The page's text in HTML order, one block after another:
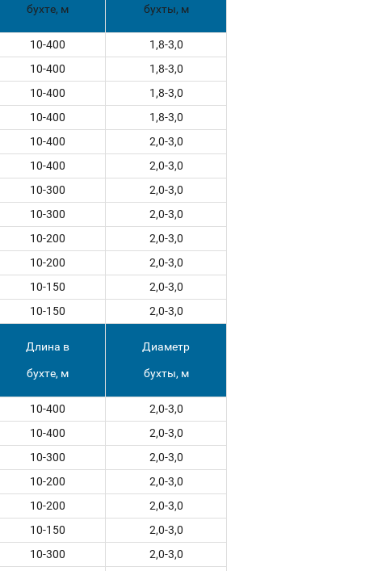
бухте, м бухты, м
10-400
1,8-3,0
10-400
1,8-3,0
10-400
1,8-3,0
10-400
1,8-3,0
10-400
2,0-3,0
10-400
2,0-3,0
10-300
2,0-3,0
10-300
2,0-3,0
10-200
2,0-3,0
10-200
2,0-3,0
10-150
2,0-3,0
10-150
2,0-3,0
Длина в
бухте, м
Диаметр
бухты, м
10-400
2,0-3,0
10-400
2,0-3,0
10-300
2,0-3,0
10-200
2,0-3,0
10-200
2,0-3,0
10-150
2,0-3,0
10-300
2,0-3,0